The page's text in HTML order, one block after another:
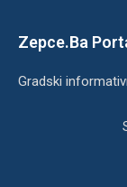
Zepce.Ba
Gradski